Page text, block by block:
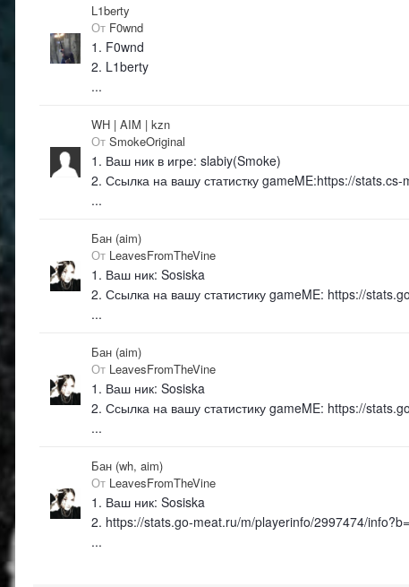
L1berty
От F0wnd
1. F0wnd
2. L1berty
...
WH | AIM | kzn
От SmokeOriginal
1. Ваш ник в игре: slabiy(Smoke)
2. Ссылка на вашу статистку gameME:https://
...
Бан (aim)
От LeavesFromTheVine
1. Ваш ник: Sosiska
2. Ссылка на вашу статистику gameME: https://
...
Бан (aim)
От LeavesFromTheVine
1. Ваш ник: Sosiska
2. Ссылка на вашу статистику gameME: https://
...
Бан (wh, aim)
От LeavesFromTheVine
1. Ваш ник: Sosiska
2. https://stats.go-meat.ru/m/playerinfo/2997474/
...